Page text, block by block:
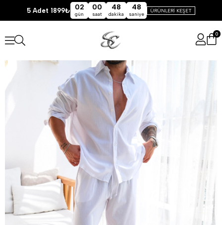
5 Adet 1899₺ 02
gün
00
saat
48
dakika
48
saniye
ÜRÜNLERİ KEŞET
0